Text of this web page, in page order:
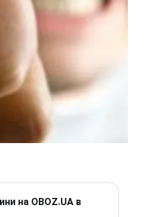
на OBOZ.UA в